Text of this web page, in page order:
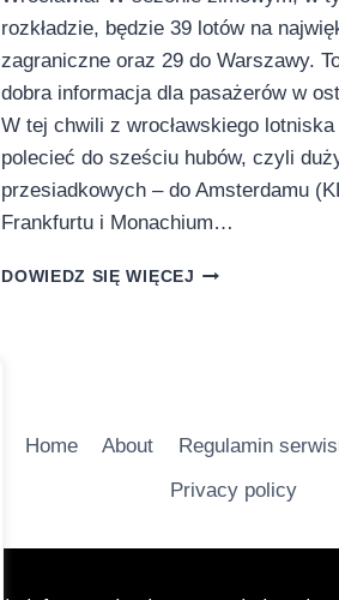
rozkładzie, będzie 39 lotów na
zagraniczne oraz 29 do Warszawy.
dobra informacja dla pasażerów w
W tej chwili z wrocławskiego
polecieć do sześciu hubów, czyli
przesiadkowych – do Amsterdamu
Frankfurtu i Monachium…
DOWIEDZ SIĘ WIĘCEJ BLISKO
Home About Regulamin
Privacy policy